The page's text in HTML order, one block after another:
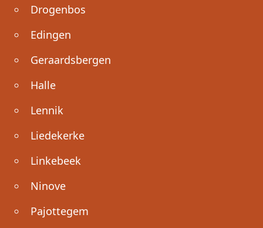
Drogenbos
Edingen
Geraardsbergen
Halle
Lennik
Liedekerke
Linkebeek
Ninove
Pajottegem